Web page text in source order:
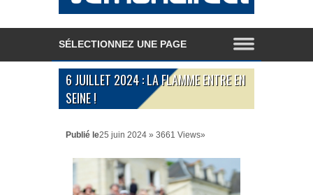
6 JUILLET 2024 : LA FLAMME ENTRE EN
SEINE !
Publié le25 juin 2024 » 3661 Views»